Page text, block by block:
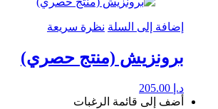
إضافة إلى السلة نظرة سريعة
برونزيش (منتج حصري)
د.إ
أضف إلى قائمة الرغبات